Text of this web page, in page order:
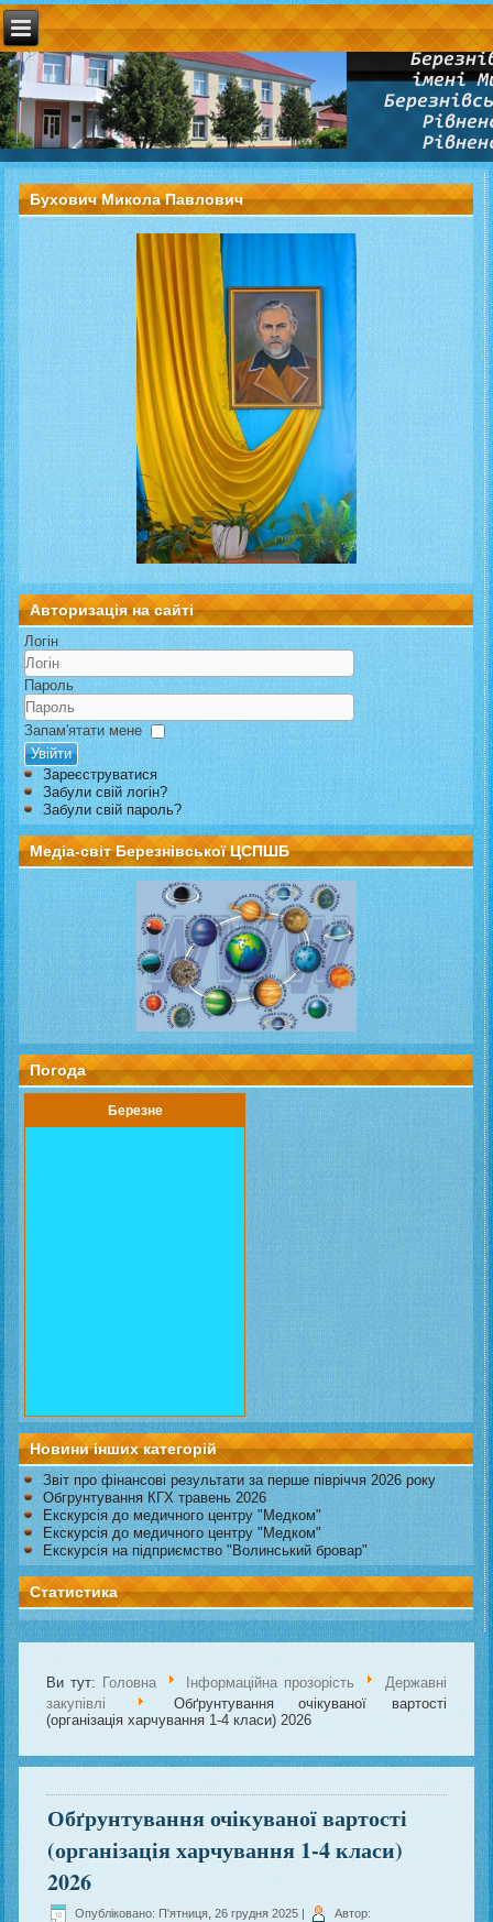
Бухович Микола Павлович
Авторизація на сайті
Логін
Пароль
Запам'ятати мене
Увійти
Зареєструватися
Забули свій логін?
Забули свій пароль?
Медіа-світ Березнівської ЦСПШБ
Погода
Березне
Новини інших категорій
Звіт про фінансові результати за перше півріччя 2026 року
Обгрунтування КГХ травень 2026
Екскурсія до медичного центру "Медком"
Екскурсія до медичного центру "Медком"
Екскурсія на підприємство "Волинський бровар"
Статистика
Ви тут: Головна Інформаційна прозорість
Державні
закупівлі
Обґрунтування очікуваної вартості
(організація харчування 1-4 класи) 2026
Обґрунтування очікуваної вартості
(організація харчування 1-4 класи)
2026
Опубліковано: П'ятниця, 26 грудня 2025 |
Автор: